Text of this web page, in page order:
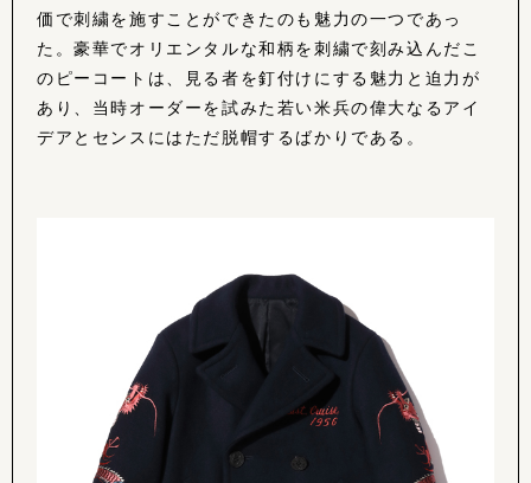
価で刺繍を施すことができたのも魅力の一つであっ
た。豪華でオリエンタルな和柄を刺繍で刻み込んだこ
のピーコートは、見る者を釘付けにする魅力と迫力が
あり、当時オーダーを試みた若い米兵の偉大なるアイ
デアとセンスにはただ脱帽するばかりである。